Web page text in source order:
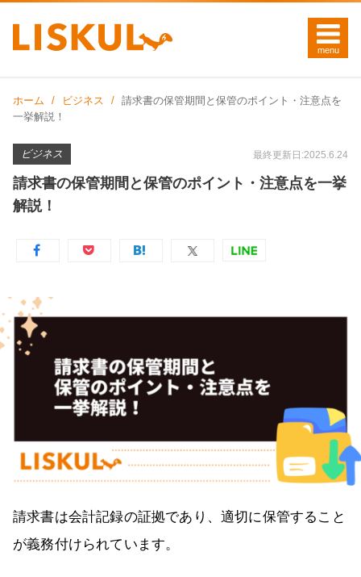
ホーム ビジネス
請求書の保管期間と保管のポイント・注意点を
一挙解説！
ビジネス 最終更新日:2025.6.24
請求書の保管期間と保管のポイント・注意点を一挙
解説！
請求書は会計記録の証拠であり、適切に保管すること
が義務付けられています。